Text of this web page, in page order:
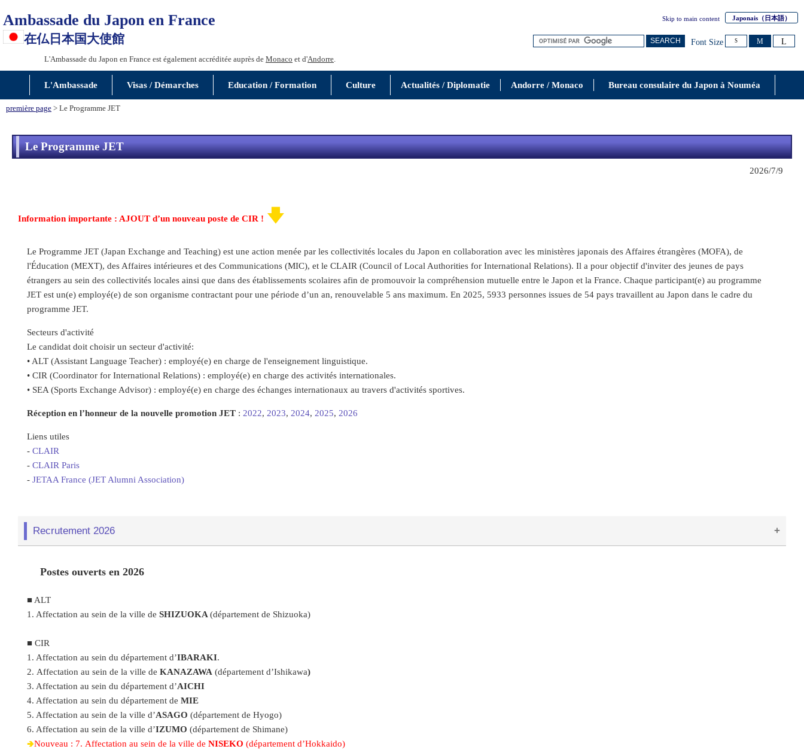
Ambassade du Japon en France
在仏日本国大使館
Skip to main content Japonais（日本語）
SEARCH Font Size S M L
L'Ambassade du Japon en France est également accréditée auprès de Monaco et d'Andorre.
L'Ambassade Visas / Démarches Education / Formation Culture Actualités / Diplomatie Andorre / Monaco Bureau consulaire du Japon à Nouméa
première page > Le Programme JET
Le Programme JET
2026/7/9
Information importante : AJOUT d’un nouveau poste de CIR ! 🡇
Le Programme JET (Japan Exchange and Teaching) est une action menée par les collectivités locales du Japon en collaboration avec les ministères japonais des Affaires étrangères (MOFA), de
l'Éducation (MEXT), des Affaires intérieures et des Communications (MIC), et le CLAIR (Council of Local Authorities for International Relations). Il a pour objectif d'inviter des jeunes de pays
étrangers au sein des collectivités locales ainsi que dans des établissements scolaires afin de promouvoir la compréhension mutuelle entre le Japon et la France. Chaque participant(e) au programme
JET est un(e) employé(e) de son organisme contractant pour une période d’un an, renouvelable 5 ans maximum. En 2025, 5933 personnes issues de 54 pays travaillent au Japon dans le cadre du
programme JET.
Secteurs d'activité
Le candidat doit choisir un secteur d'activité:
• ALT (Assistant Language Teacher) : employé(e) en charge de l'enseignement linguistique.
• CIR (Coordinator for International Relations) : employé(e) en charge des activités internationales.
• SEA (Sports Exchange Advisor) : employé(e) en charge des échanges internationaux au travers d'activités sportives.
Réception en l’honneur de la nouvelle promotion JET : 2022, 2023, 2024, 2025, 2026
Liens utiles
- CLAIR
- CLAIR Paris
- JETAA France (JET Alumni Association)
Recrutement 2026
Postes ouverts en 2026
■ ALT
1. Affectation au sein de la ville de SHIZUOKA (département de Shizuoka)
■ CIR
1. Affectation au sein du département d’IBARAKI.
2. Affectation au sein de la ville de KANAZAWA (département d’Ishikawa)
3. Affectation au sein du département d’AICHI
4. Affectation au sein du département de MIE
5. Affectation au sein de la ville d’ASAGO (département de Hyogo)
6. Affectation au sein de la ville d’IZUMO (département de Shimane)
🢂Nouveau : 7. Affectation au sein de la ville de NISEKO (département d’Hokkaido)